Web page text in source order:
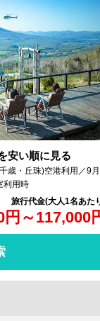
安い順に見る
円 ～117,000
歳・丘珠)空港利用／9月
利用時